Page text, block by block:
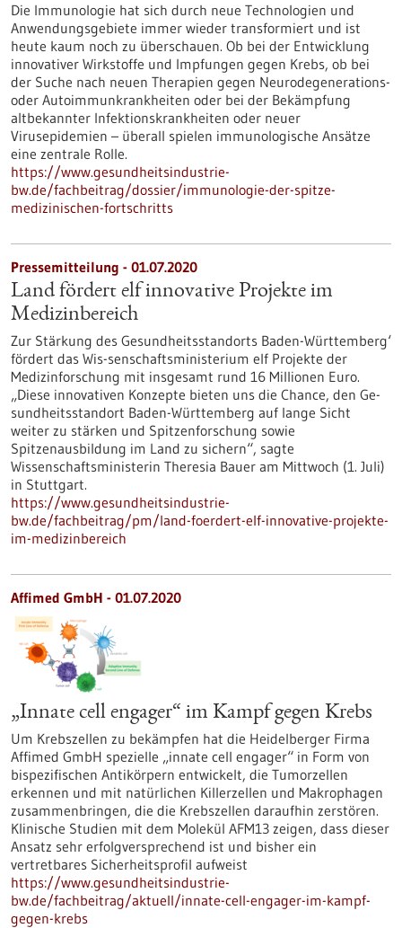
Die Immunologie hat sich durch neue Technologien und
Anwendungsgebiete immer wieder transformiert und ist
heute kaum noch zu überschauen. Ob bei der Entwicklung
innovativer Wirkstoffe und Impfungen gegen Krebs, ob bei
der Suche nach neuen Therapien gegen Neurodegenerations-
oder Autoimmunkrankheiten oder bei der Bekämpfung
altbekannter Infektionskrankheiten oder neuer
Virusepidemien – überall spielen immunologische Ansätze
eine zentrale Rolle.
https://www.gesundheitsindustrie-
bw.de/fachbeitrag/dossier/immunologie-der-spitze-
medizinischen-fortschritts
Pressemitteilung - 01.07.2020
Land fördert elf innovative Projekte im
Medizinbereich
Zur Stärkung des Gesundheitsstandorts Baden-Württemberg‘
fördert das Wis-senschaftsministerium elf Projekte der
Medizinforschung mit insgesamt rund 16 Millionen Euro.
„Diese innovativen Konzepte bieten uns die Chance, den Ge-
sundheitsstandort Baden-Württemberg auf lange Sicht
weiter zu stärken und Spitzenforschung sowie
Spitzenausbildung im Land zu sichern“, sagte
Wissenschaftsministerin Theresia Bauer am Mittwoch (1. Juli)
in Stuttgart.
https://www.gesundheitsindustrie-
bw.de/fachbeitrag/pm/land-foerdert-elf-innovative-projekte-
im-medizinbereich
Affimed GmbH - 01.07.2020
„Innate cell engager“ im Kampf gegen Krebs
Um Krebszellen zu bekämpfen hat die Heidelberger Firma
Affimed GmbH spezielle „innate cell engager“ in Form von
bispezifischen Antikörpern entwickelt, die Tumorzellen
erkennen und mit natürlichen Killerzellen und Makrophagen
zusammenbringen, die die Krebszellen daraufhin zerstören.
Klinische Studien mit dem Molekül AFM13 zeigen, dass dieser
Ansatz sehr erfolgversprechend ist und bisher ein
vertretbares Sicherheitsprofil aufweist
https://www.gesundheitsindustrie-
bw.de/fachbeitrag/aktuell/innate-cell-engager-im-kampf-
gegen-krebs